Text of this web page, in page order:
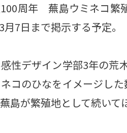
周年 蕪島ウミネコ繁
7日まで掲示する予定。
性デザイン学部3年の荒
コのひなをイメージし
島が繁殖地として続い